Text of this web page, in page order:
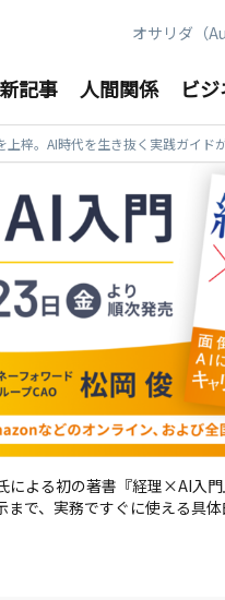
オサリダ（
記事 人間関係 ビ
梓。AI時代を生き抜く実践ガイド
による初の著書『経理×AI入
で、実務ですぐに使える具